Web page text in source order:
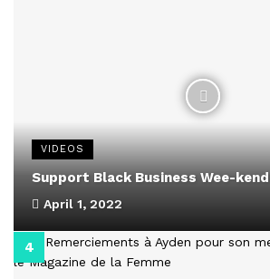
VIDEOS
Support Black Business Wee-kend
April 1, 2022